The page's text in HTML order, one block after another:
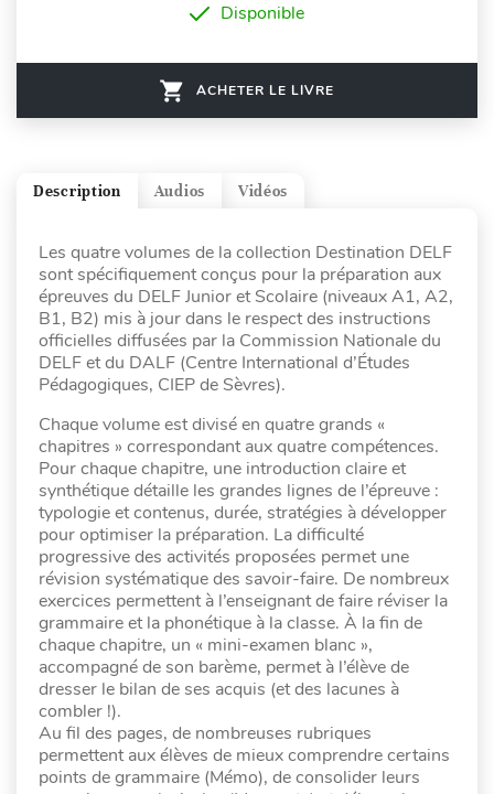
Disponible
ACHETER LE LIVRE
Vidéos
Audios
Description
Les quatre volumes de la collection Destination DELF
sont spécifiquement conçus pour la préparation aux
épreuves du DELF Junior et Scolaire (niveaux A1, A2,
B1, B2) mis à jour dans le respect des instructions
officielles diffusées par la Commission Nationale du
DELF et du DALF (Centre International d’Études
Pédagogiques, CIEP de Sèvres).
Chaque volume est divisé en quatre grands «
chapitres » correspondant aux quatre compétences.
Pour chaque chapitre, une introduction claire et
synthétique détaille les grandes lignes de l’épreuve :
typologie et contenus, durée, stratégies à développer
pour optimiser la préparation. La difficulté
progressive des activités proposées permet une
révision systématique des savoir-faire. De nombreux
exercices permettent à l’enseignant de faire réviser la
grammaire et la phonétique à la classe. À la fin de
chaque chapitre, un « mini-examen blanc »,
accompagné de son barème, permet à l’élève de
dresser le bilan de ses acquis (et des lacunes à
combler !).
Au fil des pages, de nombreuses rubriques
permettent aux élèves de mieux comprendre certains
points de grammaire (Mémo), de consolider leurs